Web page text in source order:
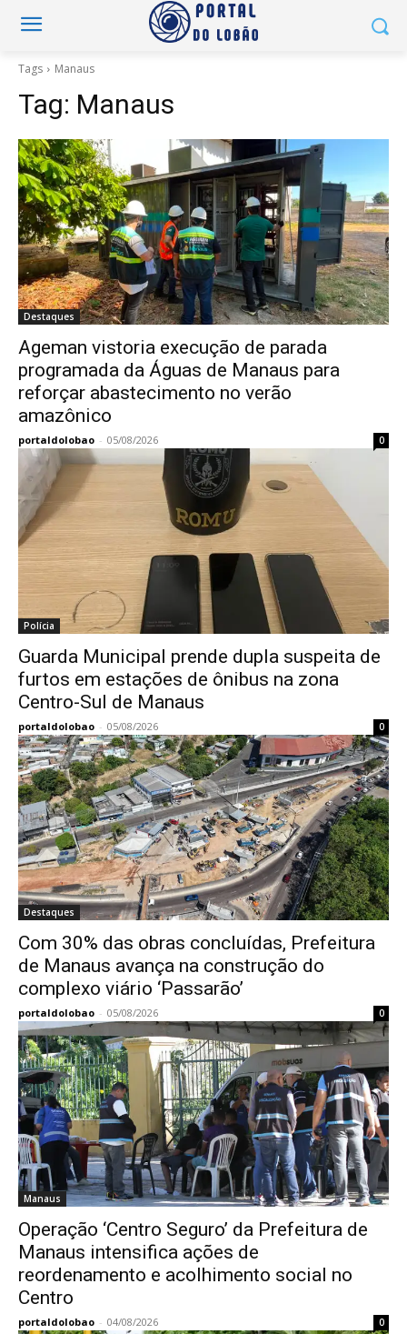
Tags Manaus
Tag: Manaus
Destaques
Ageman vistoria execução de parada
programada da Águas de Manaus para
reforçar abastecimento no verão
amazônico
portaldolobao - 05/08/2026 0
Polícia
Guarda Municipal prende dupla suspeita de
furtos em estações de ônibus na zona
Centro-Sul de Manaus
portaldolobao - 05/08/2026 0
Destaques
Com 30% das obras concluídas, Prefeitura
de Manaus avança na construção do
complexo viário ‘Passarão’
portaldolobao - 05/08/2026 0
Manaus
Operação ‘Centro Seguro’ da Prefeitura de
Manaus intensifica ações de
reordenamento e acolhimento social no
Centro
portaldolobao - 04/08/2026 0